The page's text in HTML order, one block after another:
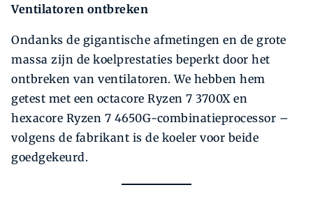
Ventilatoren ontbreken
Ondanks de gigantische afmetingen en de grote
massa zijn de koelprestaties beperkt door het
ontbreken van ventilatoren. We hebben hem
getest met een octacore Ryzen 7 3700X en
hexacore Ryzen 7 4650G-combinatie­processor –
volgens de fabrikant is de koeler voor beide
goedgekeurd.